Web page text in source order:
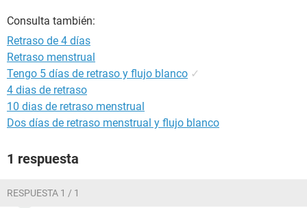
Consulta también:
Retraso de 4 días
Retraso menstrual
Tengo 5 días de retraso y flujo blanco ✓
4 dias de retraso
10 dias de retraso menstrual
Dos días de retraso menstrual y flujo blanco
1 respuesta
RESPUESTA 1 / 1